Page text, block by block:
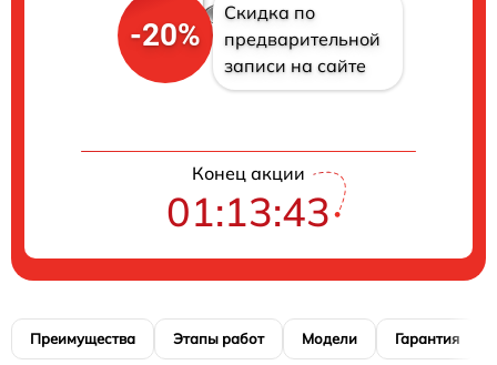
-20%
Скидка по
предварительной
записи на сайте
Конец акции
01:13:42
Преимущества Этапы работ Модели Гарантия